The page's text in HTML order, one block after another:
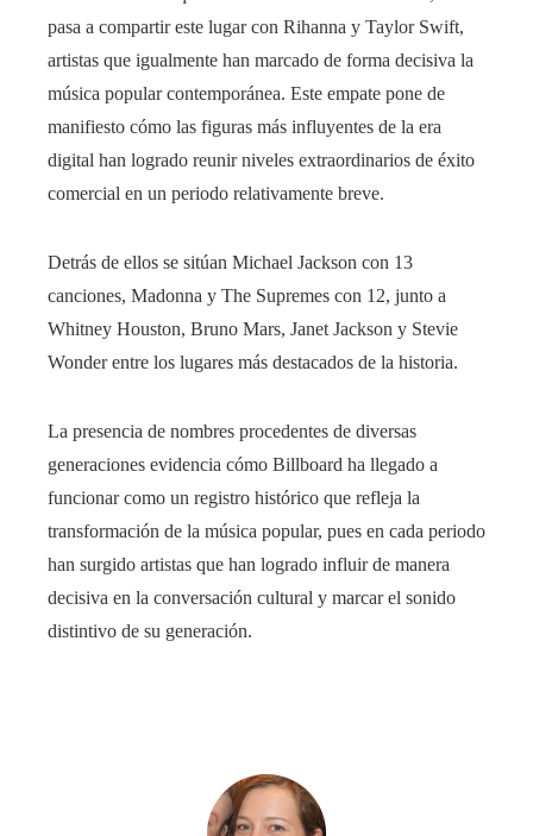
pasa a compartir este lugar con Rihanna y Taylor Swift,
artistas que igualmente han marcado de forma decisiva la
música popular contemporánea. Este empate pone de
manifiesto cómo las figuras más influyentes de la era
digital han logrado reunir niveles extraordinarios de éxito
comercial en un periodo relativamente breve.
Detrás de ellos se sitúan Michael Jackson con 13
canciones, Madonna y The Supremes con 12, junto a
Whitney Houston, Bruno Mars, Janet Jackson y Stevie
Wonder entre los lugares más destacados de la historia.
La presencia de nombres procedentes de diversas
generaciones evidencia cómo Billboard ha llegado a
funcionar como un registro histórico que refleja la
transformación de la música popular, pues en cada periodo
han surgido artistas que han logrado influir de manera
decisiva en la conversación cultural y marcar el sonido
distintivo de su generación.